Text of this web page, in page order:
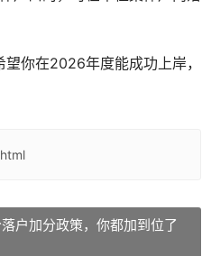
望你在2026年度能成功上岸，
户加分政策，你都加到位了